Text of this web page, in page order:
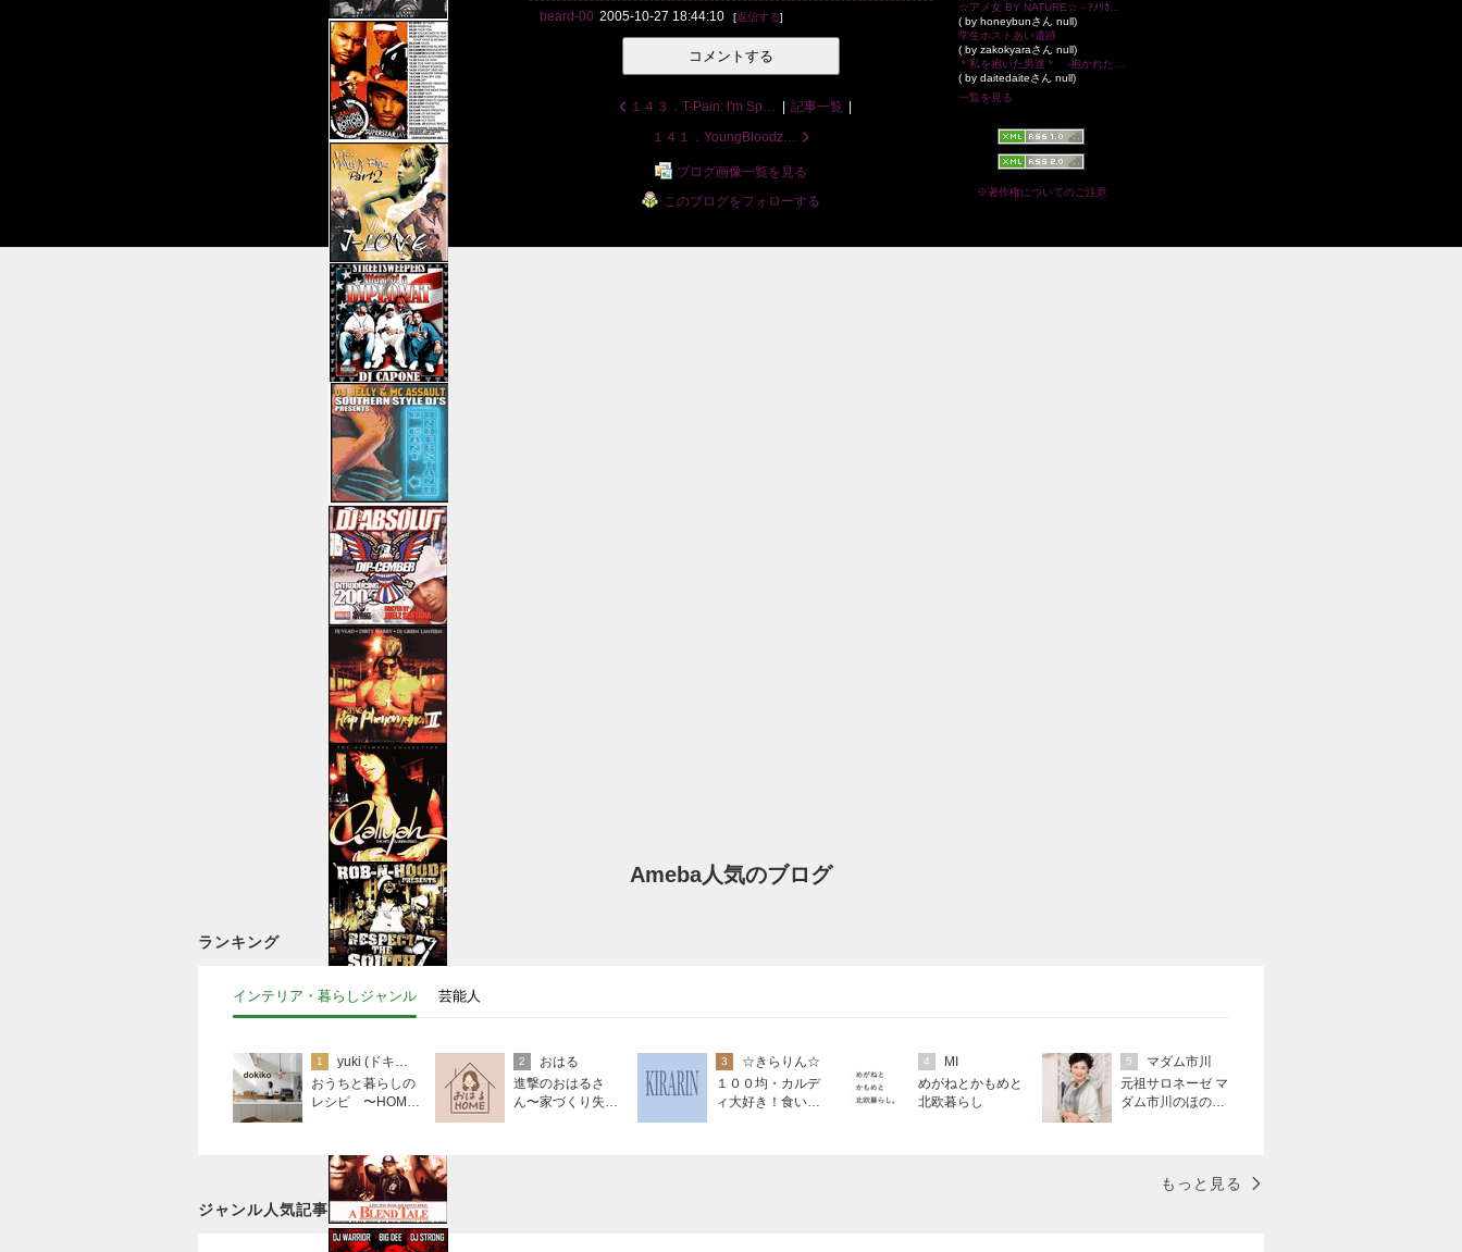
beard-00 2005-10-27 18:44:10 [返信する]
コメントする
１４３．T-Pain: I'm Sprung 記事一覧
１４１．YoungBloodz: Presidential
ブログ画像一覧を見る
このブログをフォローする
( by honeybunさん null)
学生ホストあい遺跡
( by zakokyaraさん null)
( by daitedaiteさん null)
一覧を見る
※著作権についてのご注意
Ameba人気のブログ
ランキング
インテリア・暮らしジャンル 芸能人
1
yuki (ドキ子）
おうちと暮らしの
レシピ 〜HOME
2
おはる
進撃のおはるさ
ん〜家づくり失敗
3
☆きらりん☆
１００均・カルデ
ィ大好き！食いし
4
MI
めがねとかもめと
北欧暮らし
5
マダム市川
元祖サロネーゼ マ
ダム市川のほのぼ
もっと見る
ジャンル人気記事ランキング